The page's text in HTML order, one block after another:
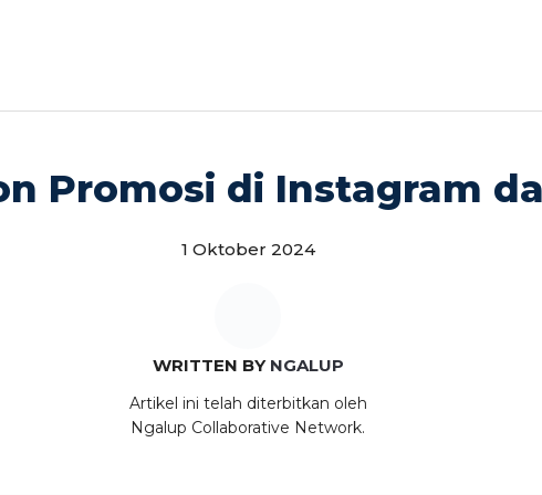
Promosi di Instagram
1 Oktober 2024
WRITTEN BY NGALUP
Artikel ini telah diterbitkan oleh
Ngalup Collaborative Network.